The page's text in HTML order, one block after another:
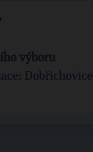
výboru
Dobřichovice